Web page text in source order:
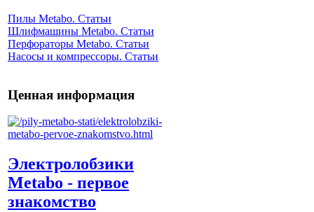
Пилы Metabo. Статьи
Шлифмашины Metabo. Статьи
Перфораторы Metabo. Статьи
Насосы и компрессоры. Статьи
Ценная информация
Электролобзики
Metabo - первое
знакомство